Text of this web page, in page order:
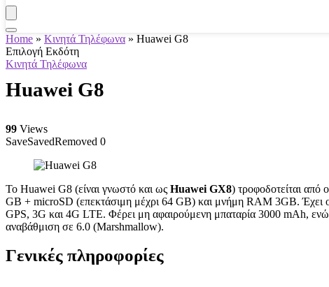
Home » Κινητά Τηλέφωνα » Huawei G8
Επιλογή Εκδότη
Κινητά Τηλέφωνα
Huawei G8
99 Views
SaveSavedRemoved 0
Το Huawei G8 (είναι γνωστό και ως Huawei GX8) τροφοδοτείται
GB + microSD (επεκτάσιμη μέχρι 64 GB) και μνήμη RAM 3GB. Έχει
GPS, 3G και 4G LTE. Φέρει μη αφαιρούμενη μπαταρία 3000 mAh,
αναβάθμιση σε 6.0 (Marshmallow).
Γενικές πληροφορίες